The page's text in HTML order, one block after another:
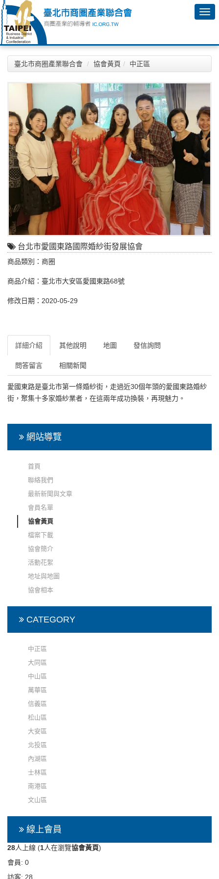
臺北市商圈產業聯合會 協會黃頁 中正區
台北市愛國東路國際婚紗街發展協會
商品類別：商圈
商品介紹：臺北市大安區愛國東路68號
修改日期：2020-05-29
詳細介紹 其他說明 地圖 發信詢問
問答留言 相關新聞
愛國東路是臺北市第一條婚紗街，走過近30個年頭的愛國東路婚紗
街，聚集十多家婚紗業者，在這兩年成功換裝，再現魅力。
網站導覽
首頁
聯絡我們
最新新聞與文章
會員名單
協會黃頁
檔案下載
協會簡介
活動花絮
地址與地圖
協會相本
CATEGORY
中正區
大同區
中山區
萬華區
信義區
松山區
大安區
北投區
內湖區
士林區
南港區
文山區
線上會員
28人上線 (1人在瀏覽協會黃頁)
會員: 0
訪客: 28